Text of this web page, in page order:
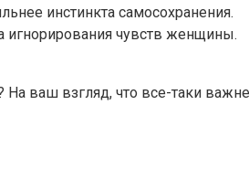
инстинкта самосохранения.
игнорирования чувств женщины.
На ваш взгляд, что все-таки